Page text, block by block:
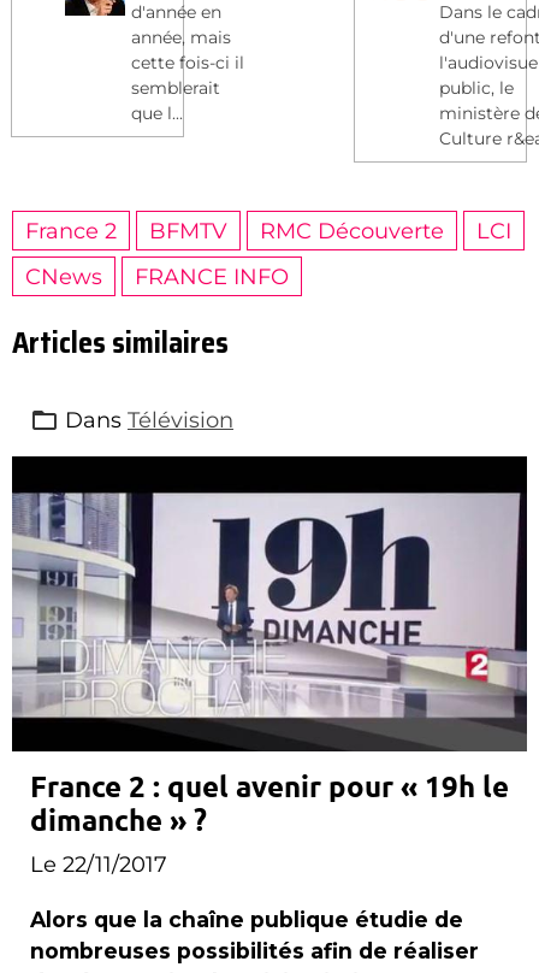
d'année en
année, mais
cette fois-ci il
semblerait
que l...
Dans le
d'une
public, le
ministère
Culture
France 2 BFMTV RMC Découverte
LCI
CNews
FRANCE INFO
Articles similaires
Dans Télévision
France 2 : quel avenir pour « 19h le
dimanche » ?
Le 22/11/2017
Alors que la chaîne publique étudie de
nombreuses possibilités afin de réaliser